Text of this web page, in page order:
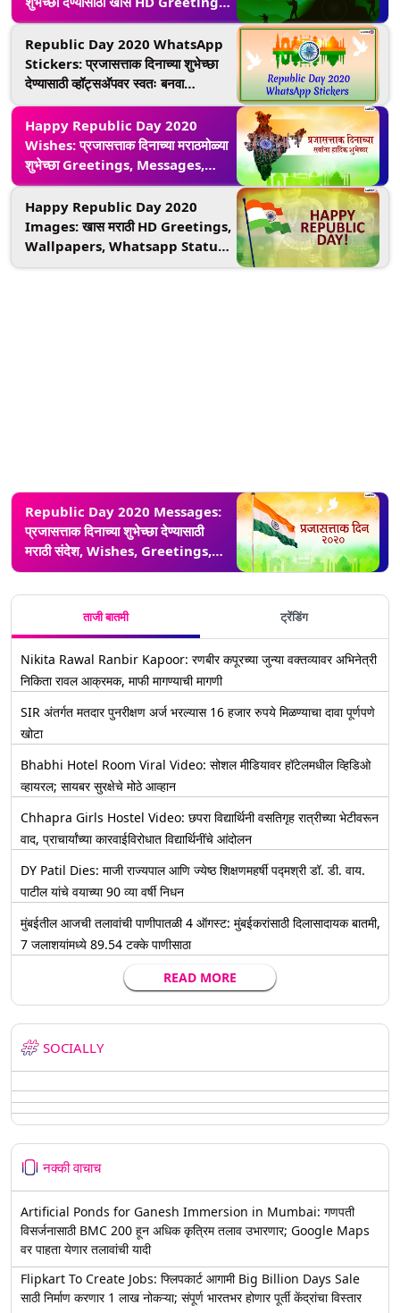
Wallpapers, Whatsapp Status
Republic Day 2020 WhatsApp
Stickers: प्रजासत्ताक दिनाच्या शुभेच्छा
देण्यासाठी व्हॉट्सअ‍ॅपवर स्वतः बनवा
देशभक्तीपर स्टिकर्स; जाणून घ्या प्रक्रिया
Happy Republic Day 2020
Wishes: प्रजासत्ताक दिनाच्या मराठमोळ्या
शुभेच्छा Greetings, Messages,
Facebook, Images, WhatsApp
Status, GIFs च्या माध्यमातून देऊन मोठ्या
उत्साहात साजरा करा हा ऐतिहासिक दिवस
Happy Republic Day 2020
Images: खास मराठी HD Greetings,
Wallpapers, Whatsapp Status
Republic Day 2020 Messages:
प्रजासत्ताक दिनाच्या शुभेच्छा देण्यासाठी
मराठी संदेश, Wishes, Greetings,
Images, WhatsApp Status शेअर
ताजी बातमी ट्रेंडिंग
Nikita Rawal Ranbir Kapoor: रणबीर कपूरच्या जुन्या वक्तव्यावर अभिनेत्री
निकिता रावल आक्रमक, माफी मागण्याची मागणी
SIR अंतर्गत मतदार पुनरीक्षण अर्ज भरल्यास 16 हजार रुपये मिळण्याचा दावा पूर्णपणे
खोटा
Bhabhi Hotel Room Viral Video: सोशल मीडियावर हॉटेलमधील व्हिडिओ
व्हायरल; सायबर सुरक्षेचे मोठे आव्हान
Chhapra Girls Hostel Video: छपरा विद्यार्थिनी वसतिगृह रात्रीच्या भेटीवरून
वाद, प्राचार्यांच्या कारवाईविरोधात विद्यार्थिनींचे आंदोलन
DY Patil Dies: माजी राज्यपाल आणि ज्येष्ठ शिक्षणमहर्षी पद्मश्री डॉ. डी. वाय.
पाटील यांचे वयाच्या 90 व्या वर्षी निधन
मुंबईतील आजची तलावांची पाणीपातळी 4 ऑगस्ट: मुंबईकरांसाठी दिलासादायक बातमी,
7 जलाशयांमध्ये 89.54 टक्के पाणीसाठा
READ MORE
SOCIALLY
नक्की वाचाच
Artificial Ponds for Ganesh Immersion in Mumbai: गणपती
विसर्जनासाठी BMC 200 हून अधिक कृत्रिम तलाव उभारणार; Google Maps
वर पाहता येणार तलावांची यादी
Flipkart To Create Jobs: फ्लिपकार्ट आगामी Big Billion Days Sale
साठी निर्माण करणार 1 लाख नोकऱ्या; संपूर्ण भारतभर होणार पूर्ती केंद्रांचा विस्तार